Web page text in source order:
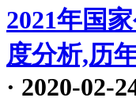
2021年国
度分析,历
· 2020-02-